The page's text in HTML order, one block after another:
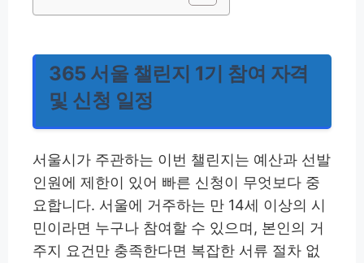
365 서울 챌린지 1기 참여 자격
및 신청 일정
서울시가 주관하는 이번 챌린지는 예산과 선발
인원에 제한이 있어 빠른 신청이 무엇보다 중
요합니다. 서울에 거주하는 만 14세 이상의 시
민이라면 누구나 참여할 수 있으며, 본인의 거
주지 요건만 충족한다면 복잡한 서류 절차 없